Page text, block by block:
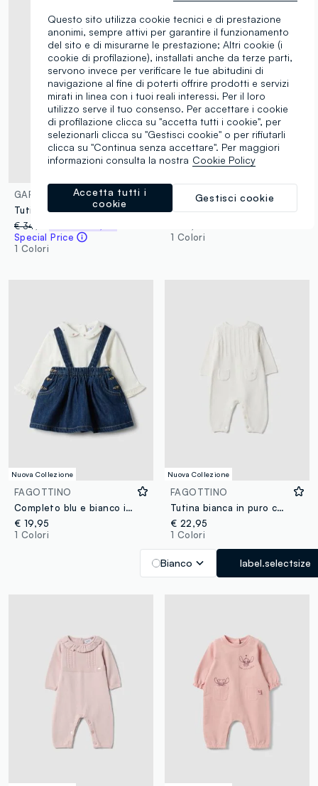
GAP KIDS
Tutina con cappuccio e logo GAP in misto cotone
€ 34,95
Special Price
1 Colori
FAGOTTINO
Completo bianco in puro cotone organico con maglia e pantaloni per neonati
1 Colori
Nuova Collezione
FAGOTTINO
Completo blu e bianco in misto cotone e viscosa con colletto classico per neonata
€ 19,95
1 Colori
Nuova Collezione
FAGOTTINO
Tutina bianca in puro cotone organico con lavorazione a trecce per neonati
€ 22,95
1 Colori
Bianco label.selectsize
Questo sito utilizza cookie tecnici e di prestazione
anonimi, sempre attivi per garantire il funzionamento
del sito e di misurarne le prestazione; Altri cookie (i
cookie di profilazione), installati anche da terze parti,
servono invece per verificare le tue abitudini di
navigazione al fine di poterti offrire prodotti e servizi
mirati in linea con i tuoi reali interessi. Per il loro
utilizzo serve il tuo consenso. Per accettare i cookie
di profilazione clicca su "accetta tutti i cookie", per
selezionarli clicca su "Gestisci cookie" o per rifiutarli
clicca su "Continua senza accettare". Per maggiori
informazioni consulta la nostra Cookie Policy
Gestisci cookie
Accetta tutti i
cookie